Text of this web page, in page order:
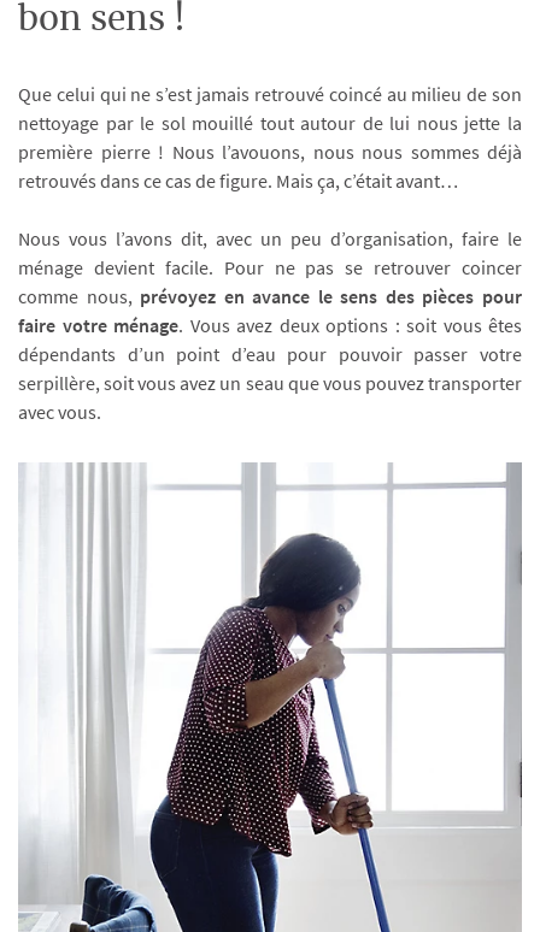
bon sens !
Que celui qui ne s’est jamais retrouvé coincé au milieu de son
nettoyage par le sol mouillé tout autour de lui nous jette la
première pierre ! Nous l’avouons, nous nous sommes déjà
retrouvés dans ce cas de figure. Mais ça, c’était avant…
Nous vous l’avons dit, avec un peu d’organisation, faire le
ménage devient facile. Pour ne pas se retrouver coincer
comme nous, prévoyez en avance le sens des pièces pour
faire votre ménage. Vous avez deux options : soit vous êtes
dépendants d’un point d’eau pour pouvoir passer votre
serpillère, soit vous avez un seau que vous pouvez transporter
avec vous.